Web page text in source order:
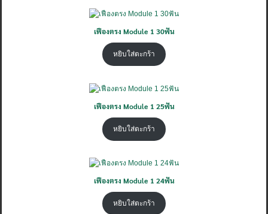
เฟืองตรง Module 1 30ฟัน
หยิบใส่ตะกร้า
เฟืองตรง Module 1 25ฟัน
หยิบใส่ตะกร้า
เฟืองตรง Module 1 24ฟัน
หยิบใส่ตะกร้า